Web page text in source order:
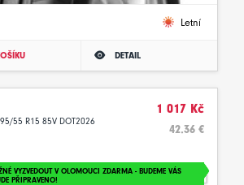
Letní
DETAIL
55 R15 85V DOT2026
1 017 Kč
42.36 €
VYZVEDOUT V OLOMOUCI ZDARMA - BUDEME VÁS
PŘIPRAVENO!